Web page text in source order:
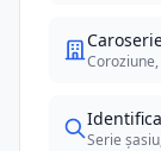
Serie